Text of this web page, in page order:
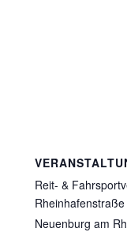
Reit- &
Rheinhafenstraße
Neuenburg am